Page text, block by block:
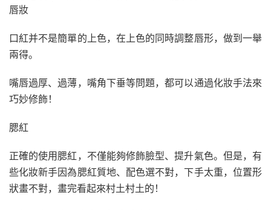
唇妝
口紅并不是簡單的上色，在上色的同時調整唇形，做到一舉
兩得。
嘴唇過厚、過薄，嘴角下垂等問題，都可以通過化妝手法來
巧妙修飾！
腮紅
正確的使用腮紅，不僅能夠修飾臉型、提升氣色。但是，有
些化妝新手因為腮紅質地、配色選不對，下手太重，位置形
狀畫不對，畫完看起來村土村土的！